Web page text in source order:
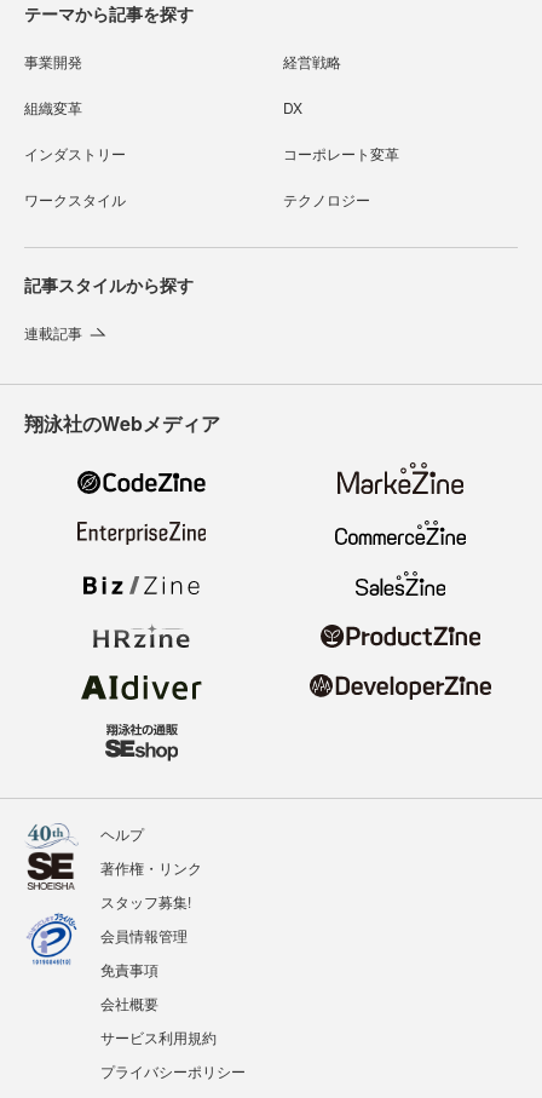
テーマから記事を探す
事業開発 経営戦略
組織変革 DX
インダストリー コーポレート変革
ワークスタイル テクノロジー
記事スタイルから探す
連載記事
翔泳社のWebメディア
ヘルプ
著作権・リンク
スタッフ募集!
会員情報管理
免責事項
会社概要
サービス利用規約
プライバシーポリシー